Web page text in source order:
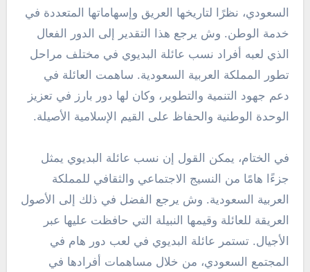
السعودي، نظرًا لتاريخها العريق وإسهاماتها المتعددة في
خدمة الوطن. وش يرجع هذا التقدير إلى الدور الفعال
الذي لعبه أفراد نسب عائلة البديوي في مختلف مراحل
تطور المملكة العربية السعودية. ساهمت العائلة في
دعم جهود التنمية والتطوير، وكان لها دور بارز في تعزيز
الوحدة الوطنية والحفاظ على القيم الإسلامية الأصيلة.
في الختام، يمكن القول إن نسب عائلة البديوي يمثل
جزءًا هامًا من النسيج الاجتماعي والثقافي للمملكة
العربية السعودية. وش يرجع الفضل في ذلك إلى الأصول
العريقة للعائلة وقيمها النبيلة التي حافظت عليها عبر
الأجيال. تستمر عائلة البديوي في لعب دور هام في
المجتمع السعودي، من خلال مساهمات أفرادها في